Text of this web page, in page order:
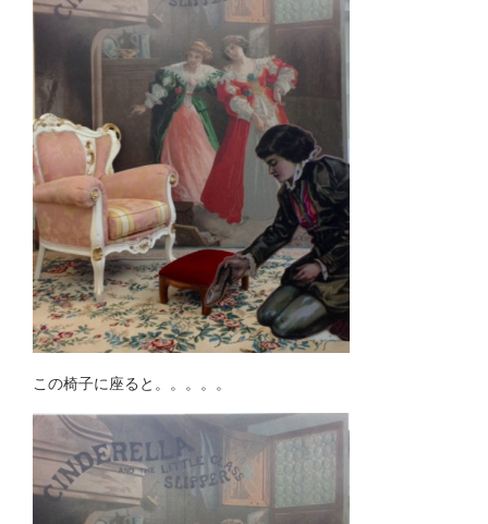
この椅子に座ると。。。。。